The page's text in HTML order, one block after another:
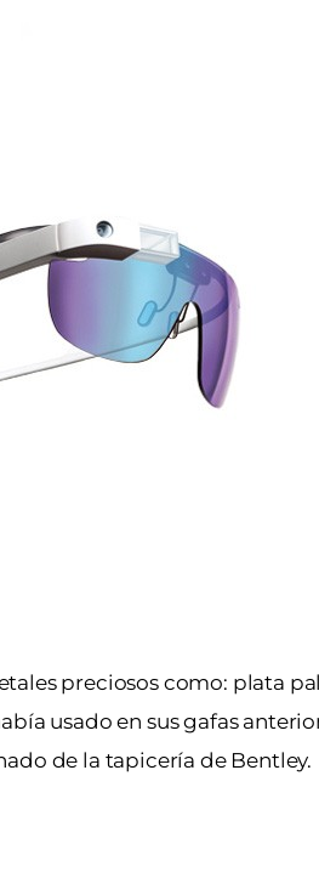
preciosos como: plata
usado en sus gafas
de la tapicería de Bentley.